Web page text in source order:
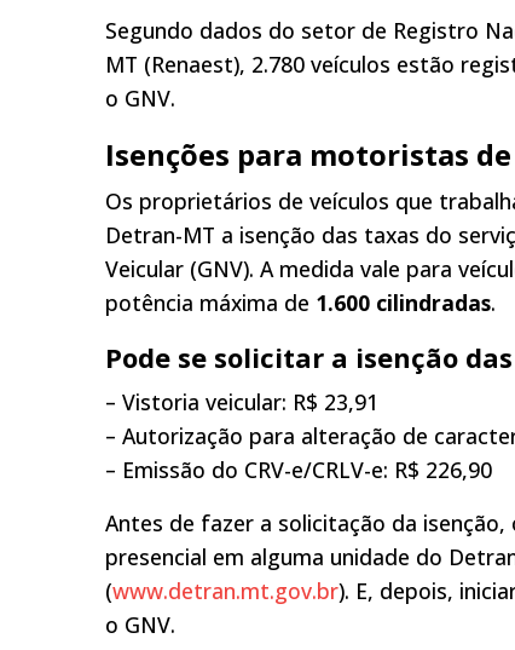
Segundo dados do setor de Registro
MT (Renaest), 2.780 veículos estão
o GNV.
Isenções para motoristas
Os proprietários de veículos que
Detran-MT a isenção das taxas do
Veicular (GNV). A medida vale para
potência máxima de 1.600 cilindradas.
Pode se solicitar a isenção
– Vistoria veicular: R$ 23,91
– Autorização para alteração de
– Emissão do CRV-e/CRLV-e: R$ 226,90
Antes de fazer a solicitação da
presencial em alguma unidade do
(www.detran.mt.gov.br). E, depois,
o GNV.